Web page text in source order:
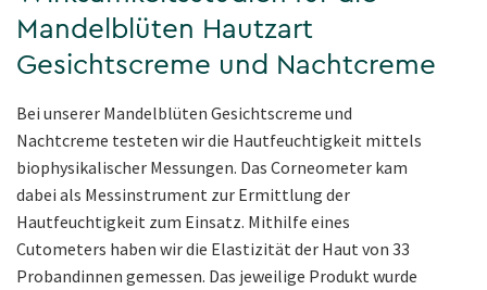
Mandelblüten Hautzart
Gesichtscreme und Nachtcreme
Bei unserer Mandelblüten Gesichtscreme und
Nachtcreme testeten wir die Hautfeuchtigkeit mittels
biophysikalischer Messungen. Das Corneometer kam
dabei als Messinstrument zur Ermittlung der
Hautfeuchtigkeit zum Einsatz. Mithilfe eines
Cutometers haben wir die Elastizität der Haut von 33
Probandinnen gemessen. Das jeweilige Produkt wurde